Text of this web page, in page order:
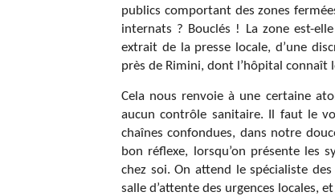
publics comportant des zones
internats ? Bouclés ! La zone est-
extrait de la presse locale, d’une
près de Rimini, dont l’hôpital
Cela nous renvoie à une certaine
aucun contrôle sanitaire. Il faut le
chaînes confondues, dans notre
bon réflexe, lorsqu’on présente les
chez soi. On attend le spécialiste
salle d’attente des urgences locales,